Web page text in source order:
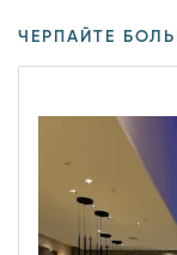
ЧЕРПАЙТЕ